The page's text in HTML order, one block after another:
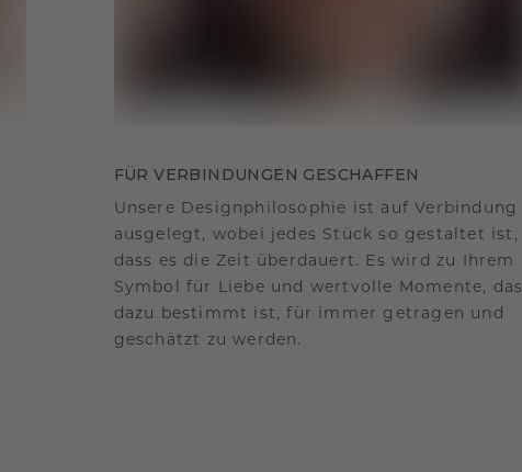
FÜR VERBINDUNGEN GESCHAFFEN
Unsere Designphilosophie ist auf Verbindung
ausgelegt, wobei jedes Stück so gestaltet ist,
dass es die Zeit überdauert. Es wird zu Ihrem
Symbol für Liebe und wertvolle Momente, das
dazu bestimmt ist, für immer getragen und
geschätzt zu werden.